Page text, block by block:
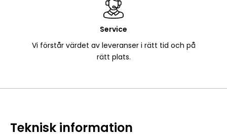
Service
Vi förstår värdet av leveranser i rätt tid och på
rätt plats.
Teknisk information